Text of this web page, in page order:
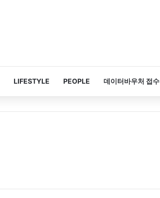
LIFESTYLE PEOPLE 데이터바우처 접수